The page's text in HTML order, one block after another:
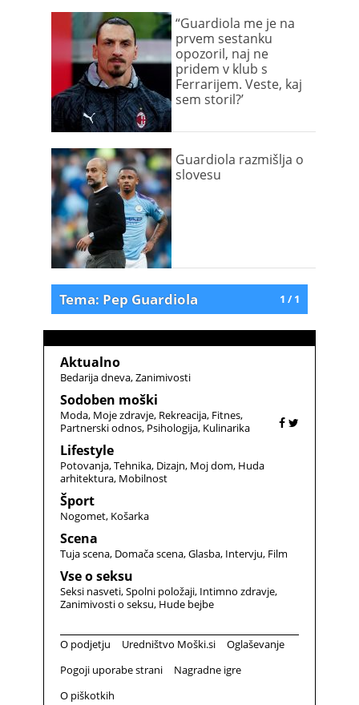
“Guardiola me je na
prvem sestanku
opozoril, naj ne
pridem v klub s
Ferrarijem. Veste, kaj
sem storil?’
Guardiola razmišlja o
slovesu
1 / 1
Tema: Pep Guardiola
Aktualno
Bedarija dneva Zanimivosti
Sodoben moški
Moda Moje zdravje Rekreacija Fitnes
Partnerski odnos Psihologija Kulinarika
Lifestyle
Potovanja Tehnika Dizajn Moj dom Huda
arhitektura Mobilnost
Šport
Nogomet Košarka
Scena
Tuja scena Domača scena Glasba Intervju Film
Vse o seksu
Seksi nasveti Spolni položaji Intimno zdravje
Zanimivosti o seksu Hude bejbe
O podjetju Uredništvo Moški.si
Oglaševanje
Pogoji uporabe strani
Nagradne igre
O piškotkih